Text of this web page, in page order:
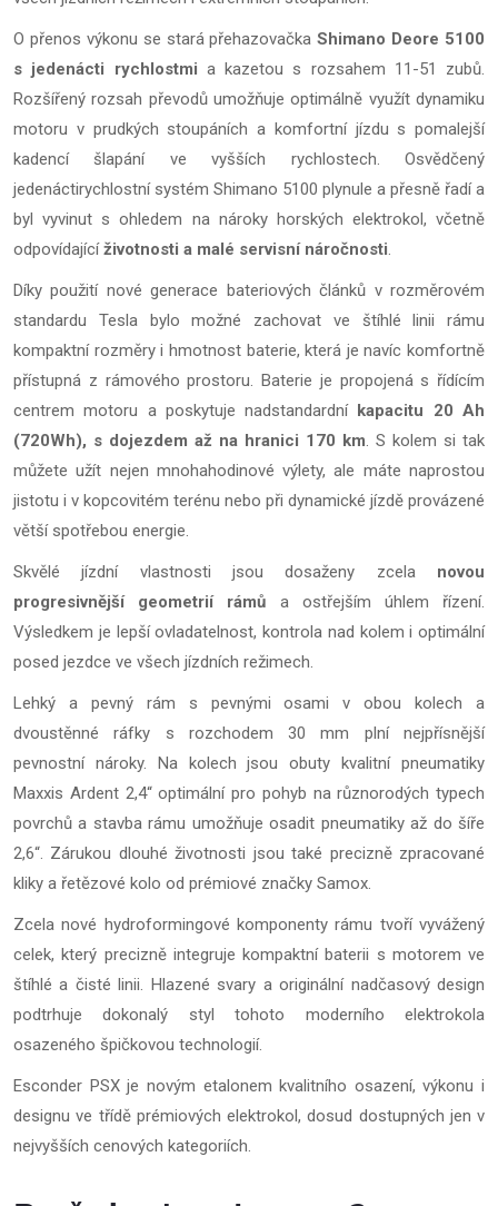
O přenos výkonu se stará přehazovačkaShimano Deore 5100
s jedenácti rychlostmi a kazetou s rozsahem 11-51 zubů.
Rozšířený rozsah převodů umožňuje optimálně využít dynamiku
motoru v prudkých stoupáních a komfortní jízdu s pomalejší
kadencí šlapání ve vyšších rychlostech. Osvědčený
jedenáctirychlostní systém Shimano 5100 plynule a přesně řadí a
byl vyvinut s ohledem na nároky horských elektrokol, včetně
odpovídajícíživotnosti a malé servisní náročnosti.
Díky použití nové generace bateriových článků v rozměrovém
standardu Tesla bylo možné zachovat ve štíhlé linii rámu
kompaktní rozměry i hmotnost baterie, která je navíc komfortně
přístupná z rámového prostoru. Baterie je propojená s řídícím
centrem motoru a poskytuje nadstandardní kapacitu 20 Ah
(720Wh), s dojezdem až na hranici 170 km. S kolem si tak
můžete užít nejen mnohahodinové výlety, ale máte naprostou
jistotu i v kopcovitém terénu nebo při dynamické jízdě provázené
větší spotřebou energie.
Skvělé jízdní vlastnosti jsou dosaženy zcela novou
progresivnější geometrií rámů a ostřejším úhlem řízení.
Výsledkem je lepší ovladatelnost, kontrola nad kolem i optimální
posed jezdce ve všech jízdních režimech.
Lehký a pevný rám s pevnými osami v obou kolech a
dvoustěnné ráfky s rozchodem 30 mm plní nejpřísnější
pevnostní nároky. Na kolech jsou obuty kvalitní pneumatiky
Maxxis Ardent 2,4“ optimální pro pohyb na různorodých typech
povrchů a stavba rámu umožňuje osadit pneumatiky až do šíře
2,6“. Zárukou dlouhé životnosti jsou také precizně zpracované
kliky a řetězové kolo od prémiové značky Samox.
Zcela nové hydroformingové komponenty rámu tvoří vyvážený
celek, který precizně integruje kompaktní baterii s motorem ve
štíhlé a čisté linii. Hlazené svary a originální nadčasový design
podtrhuje dokonalý styl tohoto moderního elektrokola
osazeného špičkovou technologií.
Esconder PSX je novým etalonem kvalitního osazení, výkonu i
designu ve třídě prémiových elektrokol, dosud dostupných jen v
nejvyšších cenových kategoriích.